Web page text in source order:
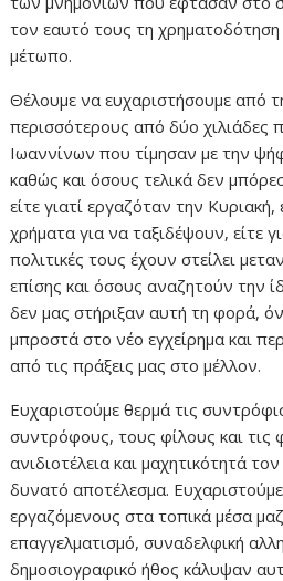
τον εαυτό τους τη
μέτωπο.
Θέλουμε να ευχαριστήσουμε από
περισσότερους από δύο χιλιάδες
Ιωαννίνων που τίμησαν με την
καθώς και όσους τελικά δεν
είτε γιατί εργαζόταν την Κυριακή,
χρήματα για να ταξιδέψουν, είτε
πολιτικές τους έχουν στείλει
επίσης και όσους αναζητούν την
δεν μας στήριξαν αυτή τη φορά,
μπροστά στο νέο εγχείρημα και
από τις πράξεις μας στο μέλλον.
Ευχαριστούμε θερμά τις
συντρόφους, τους φίλους και τις
ανιδιοτέλεια και μαχητικότητά
δυνατό αποτέλεσμα.
εργαζόμενους στα τοπικά μέσα
επαγγελματισμό, συναδελφική
δημοσιογραφικό ήθος κάλυψαν